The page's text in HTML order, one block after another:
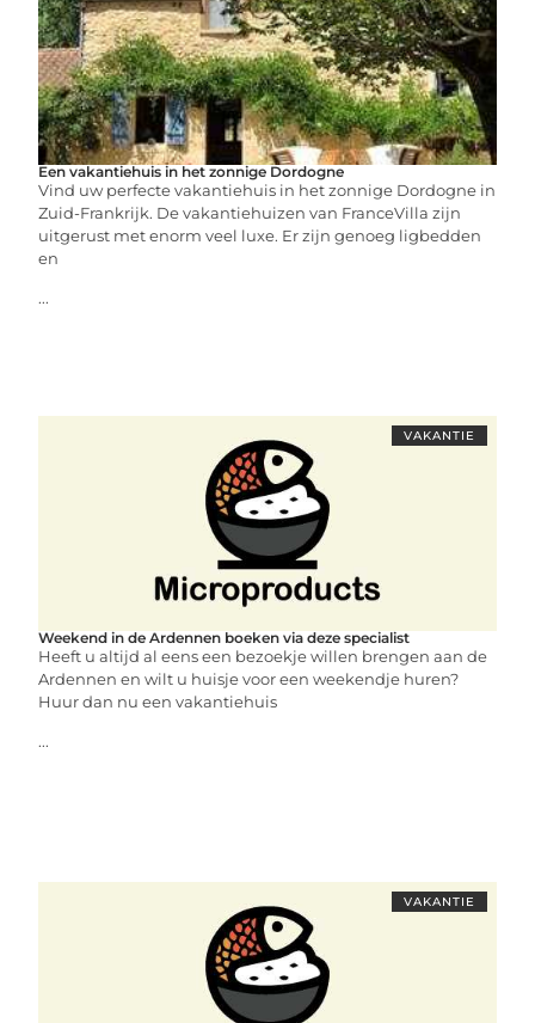
Een vakantiehuis in het zonnige Dordogne
Vind uw perfecte vakantiehuis in het zonnige Dordogne in
Zuid-Frankrijk. De vakantiehuizen van FranceVilla zijn
uitgerust met enorm veel luxe. Er zijn genoeg ligbedden
en
...
VAKANTIE
Weekend in de Ardennen boeken via deze specialist
Heeft u altijd al eens een bezoekje willen brengen aan de
Ardennen en wilt u huisje voor een weekendje huren?
Huur dan nu een vakantiehuis
...
VAKANTIE